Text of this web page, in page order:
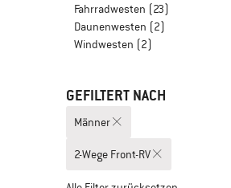
Fahrradwesten (23)
Daunenwesten (2)
Windwesten (2)
GEFILTERT NACH
Männer
2-Wege Front-RV